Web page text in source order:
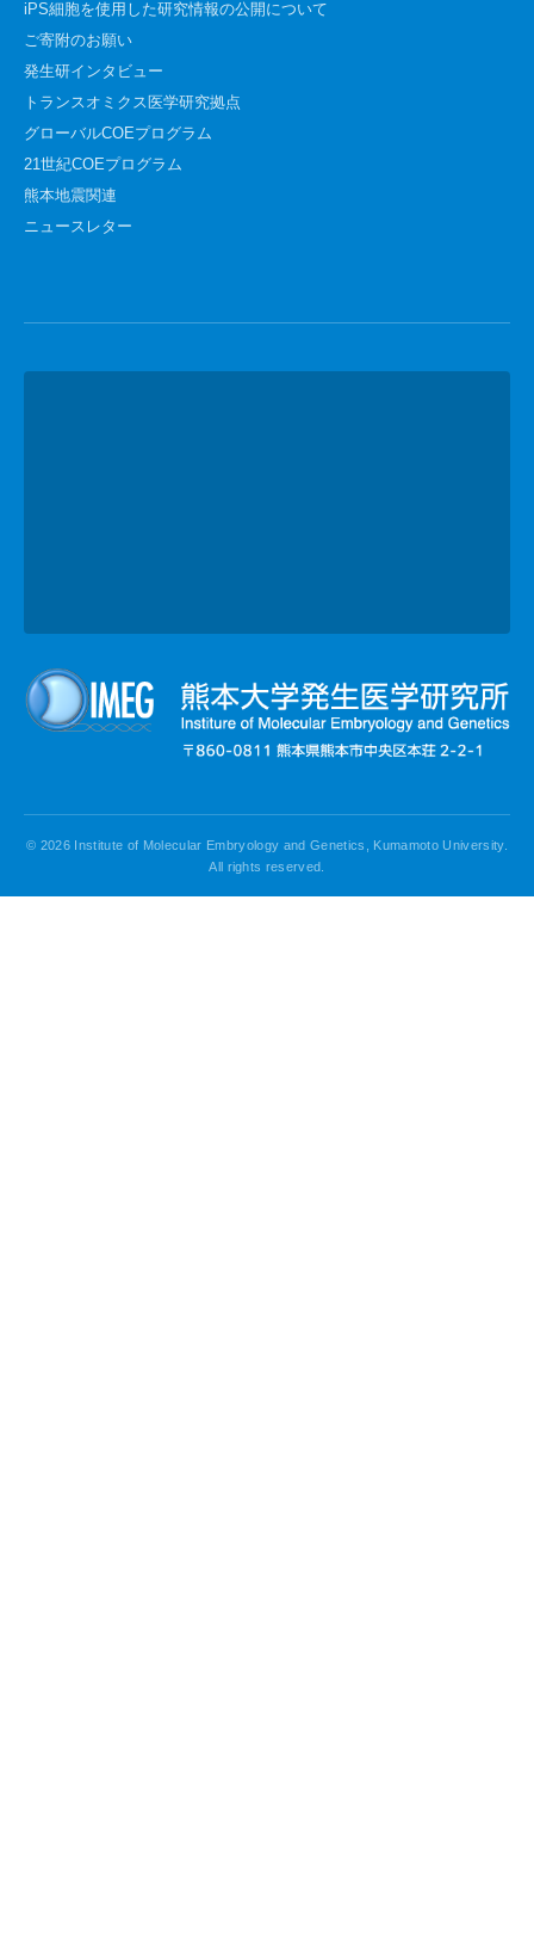
iPS細胞を使用した研究情報の公開について
ご寄附のお願い
発生研インタビュー
トランスオミクス医学研究拠点
グローバルCOEプログラム
21世紀COEプログラム
熊本地震関連
ニュースレター
© 2026 Institute of Molecular Embryology and Genetics, Kumamoto University.
All rights reserved.